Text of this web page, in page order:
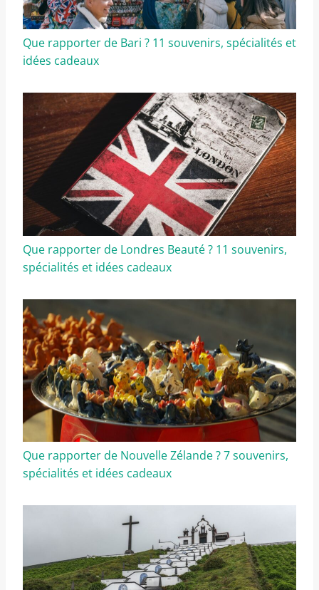
Que rapporter de Bari ? 11 souvenirs, spécialités et
idées cadeaux
Que rapporter de Londres Beauté ? 11 souvenirs,
spécialités et idées cadeaux
Que rapporter de Nouvelle Zélande ? 7 souvenirs,
spécialités et idées cadeaux